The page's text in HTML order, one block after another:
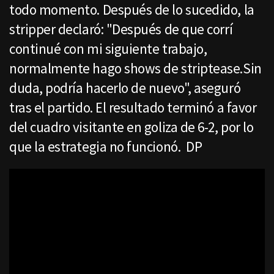
todo momento. Después de lo sucedido, la
stripper declaró: "Después de que corrí
continué con mi siguiente trabajo,
normalmente hago shows de striptease.Sin
duda, podría hacerlo de nuevo", aseguró
tras el partido. El resultado terminó a favor
del cuadro visitante en goliza de 6-2, por lo
que la estrategia no funcionó. DP